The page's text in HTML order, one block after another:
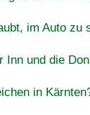
im Auto zu
Inn und die
in